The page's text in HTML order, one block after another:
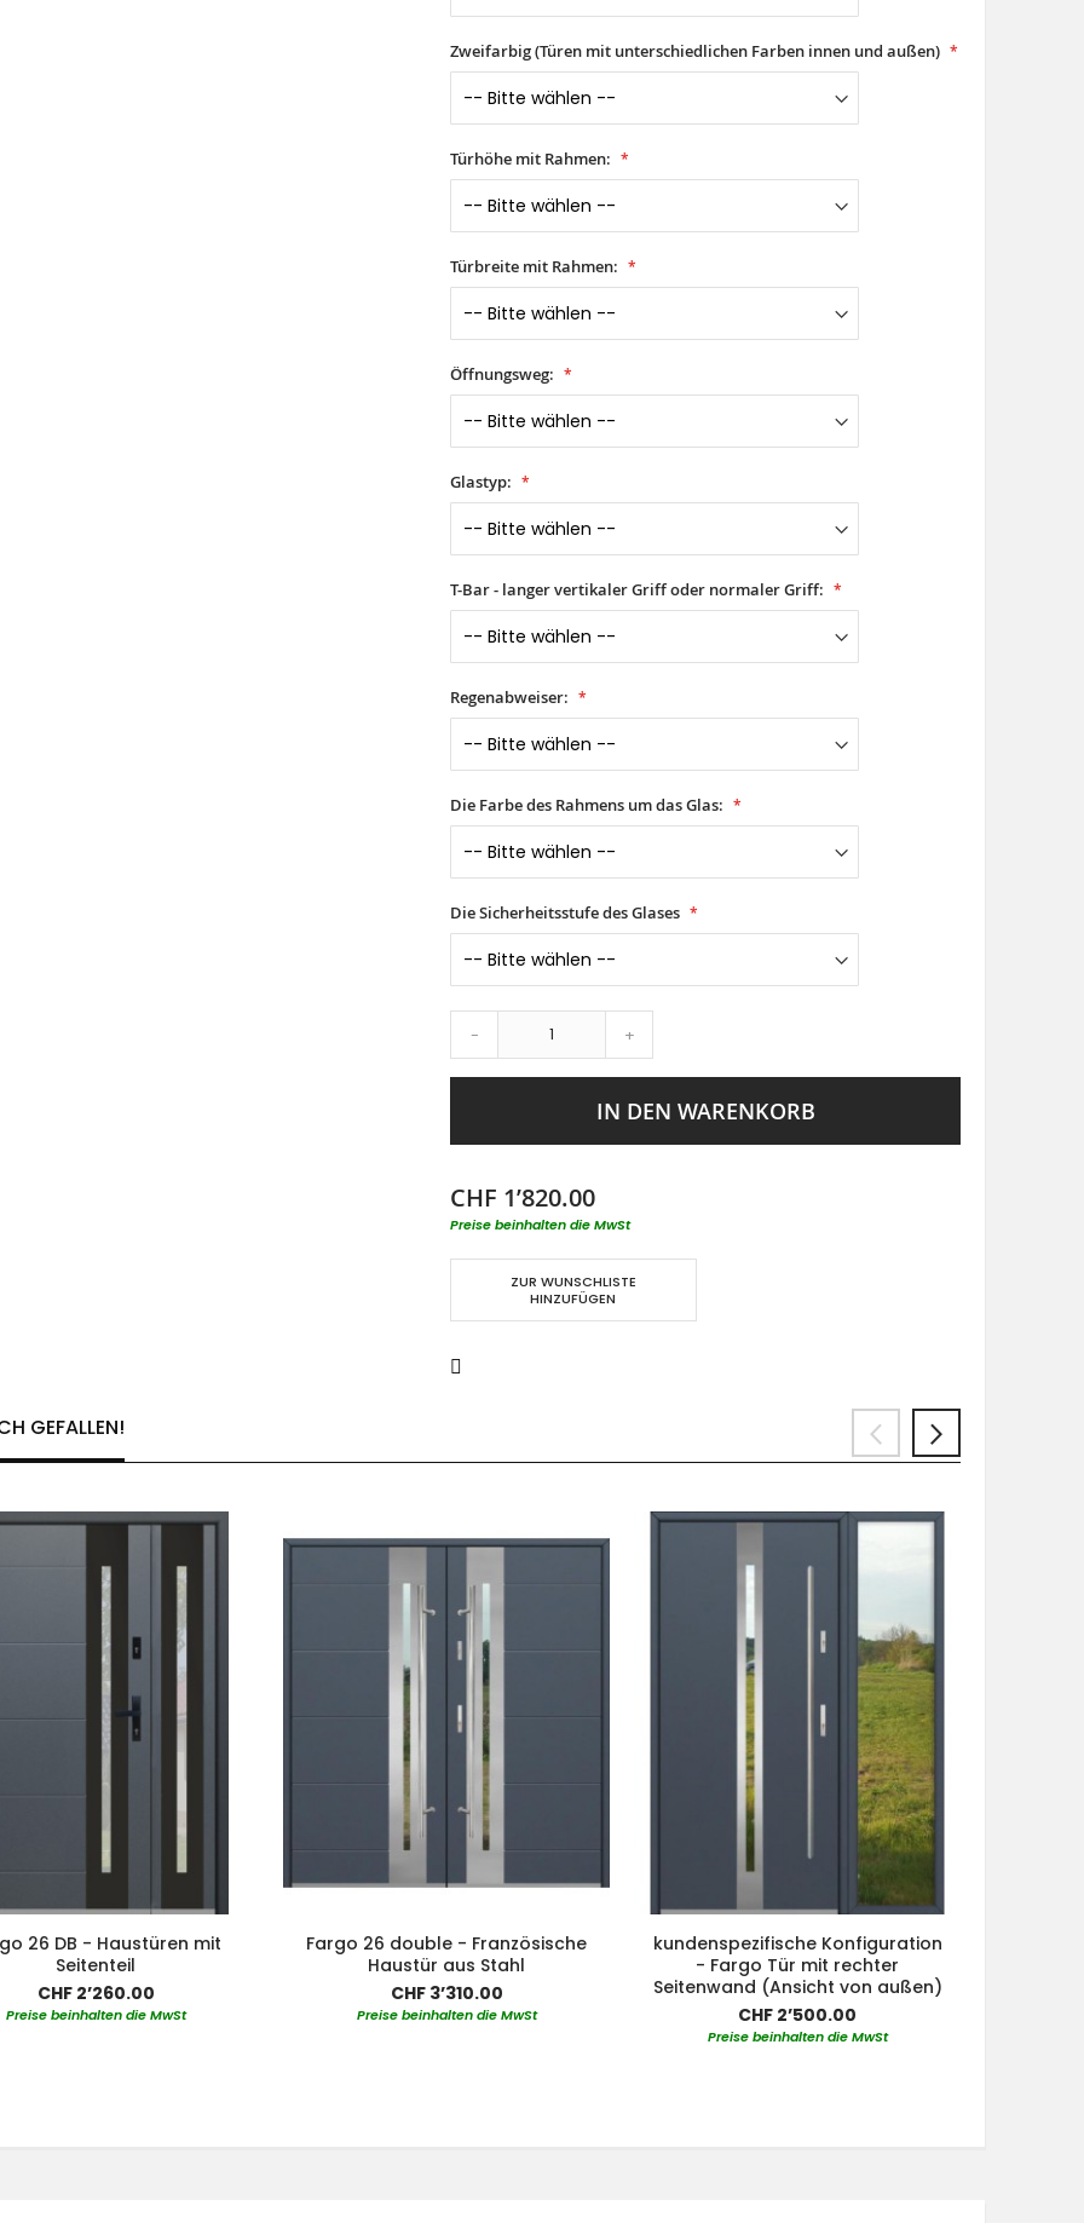
Zweifarbig (Türen mit unterschiedlichen Farben innen und außen)
Türhöhe mit Rahmen:
Türbreite mit Rahmen:
Öffnungsweg:
Glastyp:
T-Bar - langer vertikaler Griff oder normaler Griff:
Regenabweiser:
Die Farbe des Rahmens um das Glas:
Die Sicherheitsstufe des Glases
- +
IN DEN WARENKORB
CHF 1’820.00
Preise beinhalten die MwSt
ZUR WUNSCHLISTE
HINZUFÜGEN
GEFALLEN!
26 DB - Haustüren mit
Seitenteil
CHF 2’260.00
Preise beinhalten die MwSt
Fargo 26 double - Französische
Haustür aus Stahl
CHF 3’310.00
Preise beinhalten die MwSt
kundenspezifische Konfiguration
- Fargo Tür mit rechter
Seitenwand (Ansicht von außen)
CHF 2’500.00
Preise beinhalten die MwSt